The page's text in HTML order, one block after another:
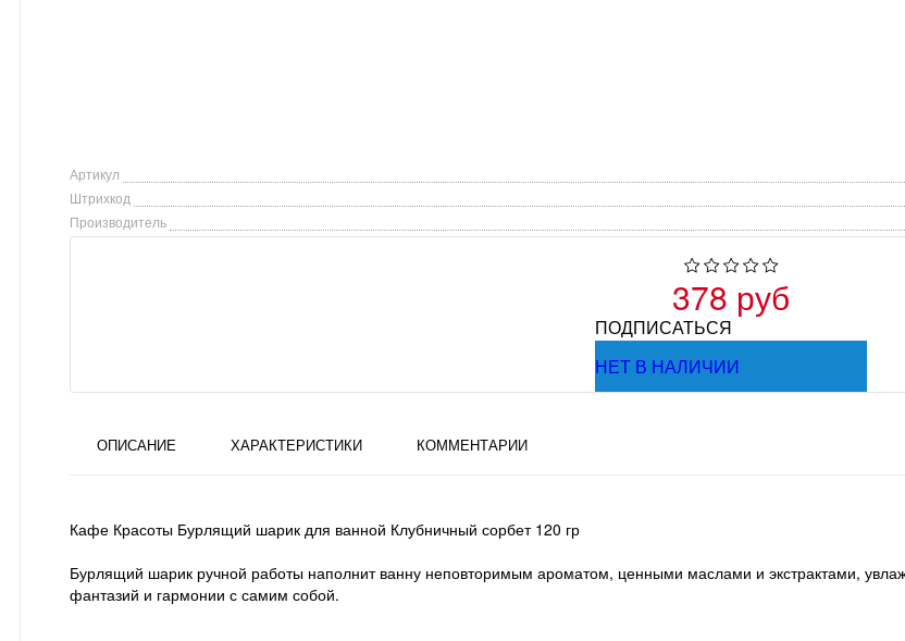
Артикул
Штрихкод
Производитель
378 руб
ПОДПИСАТЬСЯ
НЕТ В НАЛИЧИИ
ОПИСАНИЕ ХАРАКТЕРИСТИКИ КОММЕНТАРИИ
Кафе Красоты Бурлящий шарик для ванной Клубничный сорбет 120 гр
Бурлящий шарик ручной работы наполнит ванну неповторимым ароматом, ценными маслами и экстрактами,
фантазий и гармонии с самим собой.